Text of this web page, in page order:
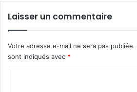
Laisser un commentaire
Votre adresse e-mail ne sera pas publiée.
sont indiqués avec *